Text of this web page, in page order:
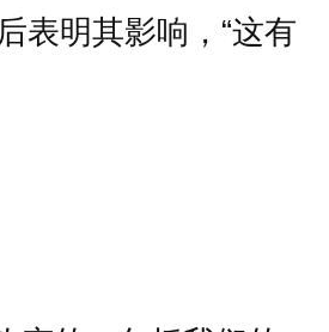
表明其影响， “这有